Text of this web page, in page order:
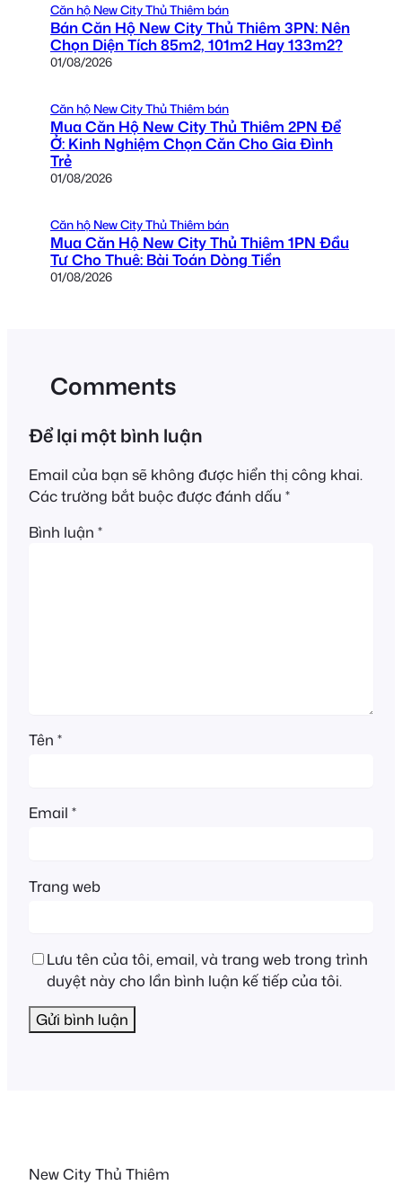
Căn hộ New City Thủ Thiêm bán
Bán Căn Hộ New City Thủ Thiêm 3PN: Nên
Chọn Diện Tích 85m2, 101m2 Hay 133m2?
01/08/2026
Căn hộ New City Thủ Thiêm bán
Mua Căn Hộ New City Thủ Thiêm 2PN Để
Ở: Kinh Nghiệm Chọn Căn Cho Gia Đình
Trẻ
01/08/2026
Căn hộ New City Thủ Thiêm bán
Mua Căn Hộ New City Thủ Thiêm 1PN Đầu
Tư Cho Thuê: Bài Toán Dòng Tiền
01/08/2026
Comments
Để lại một bình luận
Email của bạn sẽ không được hiển thị công khai.
Các trường bắt buộc được đánh dấu *
Bình luận *
Tên *
Email *
Trang web
Lưu tên của tôi, email, và trang web trong trình
duyệt này cho lần bình luận kế tiếp của tôi.
New City Thủ Thiêm